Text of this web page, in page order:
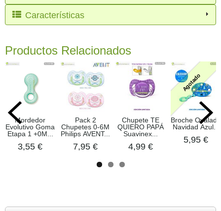
Características
Productos Relacionados
Mordedor
Evolutivo Goma
Etapa 1 +0M...
3,55 €
Pack 2
Chupetes 0-6M
Philips AVENT...
7,95 €
Chupete TE
QUIERO PAPÁ
Suavinex...
4,99 €
Agotado
Broche Ovalado
Navidad Azul...
5,95 €